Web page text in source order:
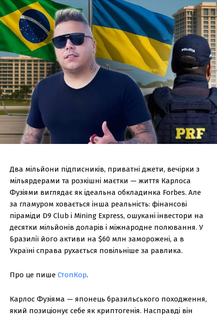
Два мільйони підписників, приватні джети, вечірки з
мільярдерами та розкішні маєтки — життя Карлоса
Фузіями виглядає як ідеальна обкладинка Forbes. Але
за гламуром ховається інша реальність: фінансові
піраміди D9 Club і Mining Express, ошукані інвестори на
десятки мільйонів доларів і міжнародне полювання. У
Бразилії його активи на $60 млн заморожені, а в
Україні справа рухається повільніше за равлика.
Про це пише СтопКор.
Карлос Фузіяма — японець бразильського походження,
який позиціонує себе як криптогенія. Насправді він